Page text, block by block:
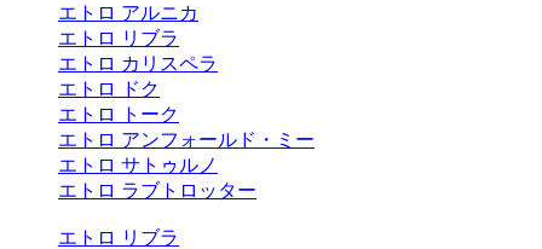
エトロ アルニカ
エトロ リブラ
エトロ カリスペラ
エトロ ドク
エトロ トーク
エトロ アンフォールド・ミー
エトロ サトゥルノ
エトロ ラブトロッター
エトロ リブラ